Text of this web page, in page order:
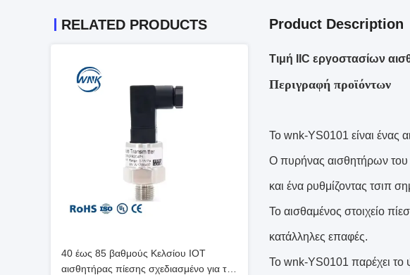
RELATED PRODUCTS
40 έως 85 βαθμούς Κελσίου IOT
αισθητήρας πίεσης σχεδιασμένο για τη
Product Description
Τιμή IIC εργοστασίων
Περιγραφή προϊόντων
Το wnk-YS0101 είναι ένας
Ο πυρήνας αισθητήρων του
και ένα ρυθμίζοντας τσιπ
Το αισθαμένος στοιχείο
κατάλληλες επαφές.
Το wnk-YS0101 παρέχει